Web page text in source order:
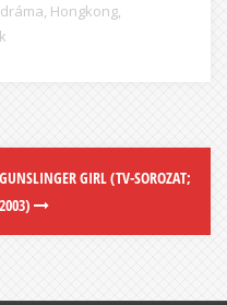
dráma, Hongkong,
GUNSLINGER GIRL (TV-SOROZAT;
2003)